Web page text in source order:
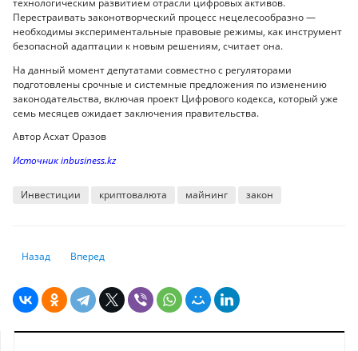
технологическим развитием отрасли цифровых активов.
Перестраивать законотворческий процесс нецелесообразно —
необходимы экспериментальные правовые режимы, как инструмент
безопасной адаптации к новым решениям, считает она.
На данный момент депутатами совместно с регуляторами
подготовлены срочные и системные предложения по изменению
законодательства, включая проект Цифрового кодекса, который уже
семь месяцев ожидает заключения правительства.
Автор Асхат Оразов
Источник inbusiness.kz
Инвестиции криптовалюта майнинг закон
Предыдущий: В Казахстане предложили создать криптобанк
Назад Следующий: Аналитики назвали наибольшие риски для
Вперед